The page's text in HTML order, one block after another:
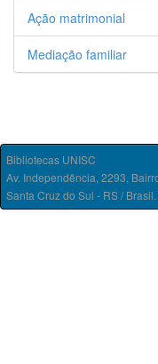
Ação matrimonial
Mediação familiar
Bibliotecas UNISC
Av. Independência, 2293,
Santa Cruz do Sul - RS /